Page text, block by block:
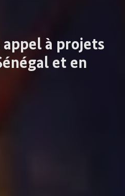
appel à projets
et en